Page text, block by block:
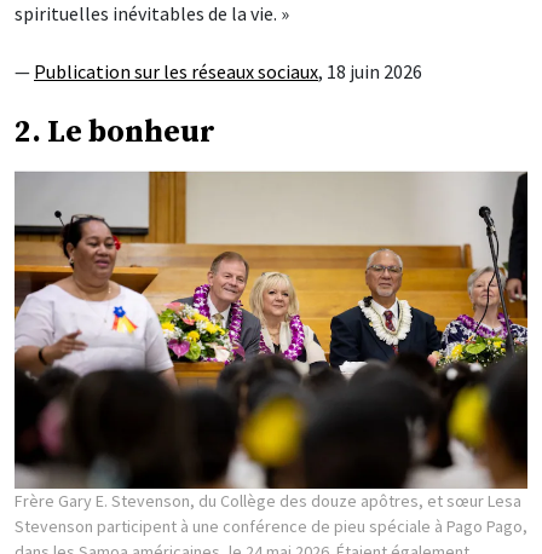
spirituelles inévitables de la vie. »
— Publication sur les réseaux sociaux, 18 juin 2026
2. Le bonheur
Frère Gary E. Stevenson, du Collège des douze apôtres, et sœur Lesa
Stevenson participent à une conférence de pieu spéciale à Pago Pago,